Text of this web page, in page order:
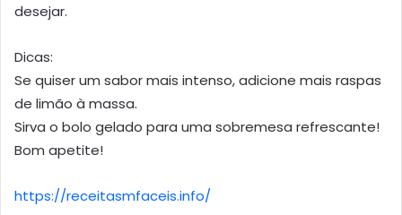
desejar.
Dicas:
Se quiser um sabor mais intenso, adicione mais raspas
de limão à massa.
Sirva o bolo gelado para uma sobremesa refrescante!
Bom apetite!
https://receitasmfaceis.info/